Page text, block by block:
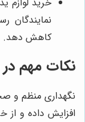
نمایندگان
کاهش دهد.
نکات مهم در
نگهداری منظم و
افزایش داده و از